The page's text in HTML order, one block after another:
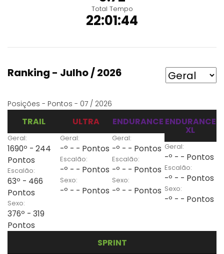
Total Tempo
22:01:44
Ranking - Julho / 2026
Posições - Pontos - 07 / 2026
TRAIL
Geral:
1690º - 244
Pontos
Escalão:
63º - 466
Pontos
Sexo:
376º - 319
Pontos
ULTRA
Geral:
-º - - Pontos
Escalão:
-º - - Pontos
Sexo:
-º - - Pontos
ENDURANCE
Geral:
-º - - Pontos
Escalão:
-º - - Pontos
Sexo:
-º - - Pontos
ENDURANCE
XL
Geral:
-º - - Pontos
Escalão:
-º - - Pontos
Sexo:
-º - - Pontos
SPRINT